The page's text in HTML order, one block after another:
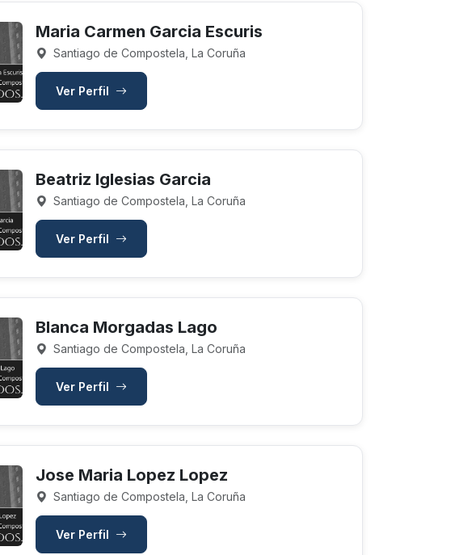
Maria Carmen Garcia Escuris
Santiago de Compostela, La Coruña
Ver Perfil
Beatriz Iglesias Garcia
Santiago de Compostela, La Coruña
Ver Perfil
Blanca Morgadas Lago
Santiago de Compostela, La Coruña
Ver Perfil
Jose Maria Lopez Lopez
Santiago de Compostela, La Coruña
Ver Perfil